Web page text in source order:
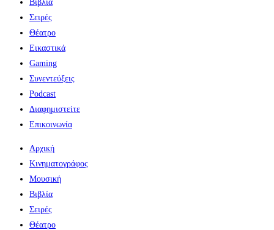
Βιβλία
Σειρές
Θέατρο
Εικαστικά
Gaming
Συνεντεύξεις
Podcast
Διαφημιστείτε
Επικοινωνία
Αρχική
Κινηματογράφος
Μουσική
Βιβλία
Σειρές
Θέατρο